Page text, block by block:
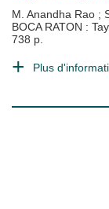
M. Anandha Rao ;
BOCA RATON :
738 p.
Plus